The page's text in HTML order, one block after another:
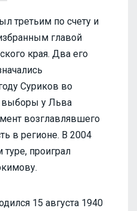
третьим по счету и
главой
края. Два его
Суриков во
выборы у Льва
возглавлявшего
в регионе. В 2004
проиграл
15 августа 1940